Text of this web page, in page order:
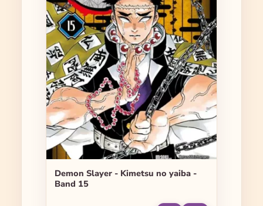
Demon Slayer - Kimetsu no yaiba -
Band 15